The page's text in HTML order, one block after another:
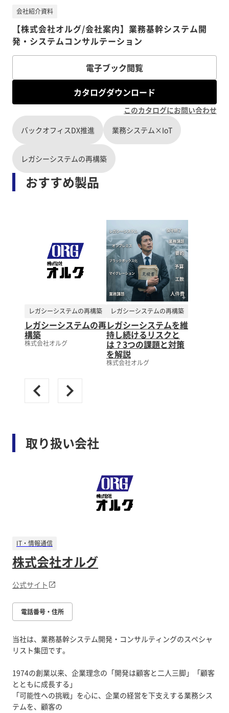
【株式会社オルグ/会社案内】業務基幹システム開
発・システムコンサルテーション
会社紹介資料
電子ブック閲覧
カタログダウンロード
このカタログにお問い合わせ
バックオフィスDX推進
業務システム×IoT
レガシーシステムの再構築
おすすめ製品
レガシーシステムの再構築
レガシーシステムの再
構築
株式会社オルグ
レガシーシステムの再構築
レガシーシステムを維
持し続けるリスクと
は？3つの課題と対策
を解説
株式会社オルグ
取り扱い会社
IT・情報通信
株式会社オルグ
公式サイト
電話番号・住所
当社は、業務基幹システム開発・コンサルティングのスペシャ
リスト集団です。
1974の創業以来、企業理念の「開発は顧客と二人三脚」「顧客
とともに成長する」
「可能性への挑戦」を心に、企業の経営を下支えする業務シス
テムを、顧客の